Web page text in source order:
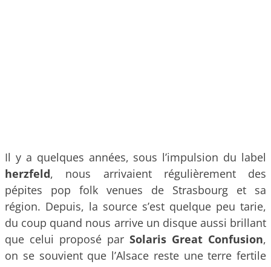
Il y a quelques années, sous l’impulsion du label
herzfeld, nous arrivaient régulièrement des
pépites pop folk venues de Strasbourg et sa
région. Depuis, la source s’est quelque peu tarie,
du coup quand nous arrive un disque aussi brillant
que celui proposé par Solaris Great Confusion,
on se souvient que l’Alsace reste une terre fertile